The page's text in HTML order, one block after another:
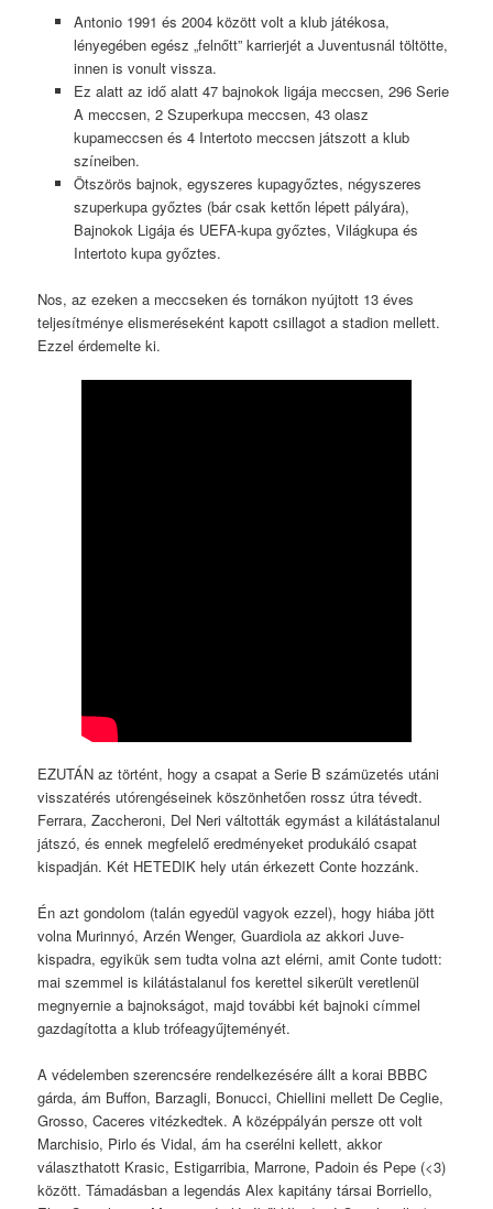
Antonio 1991 és 2004 között volt a klub játékosa,
lényegében egész „felnőtt” karrierjét a Juventusnál töltötte,
innen is vonult vissza.
Ez alatt az idő alatt 47 bajnokok ligája meccsen, 296 Serie
A meccsen, 2 Szuperkupa meccsen, 43 olasz
kupameccsen és 4 Intertoto meccsen játszott a klub
színeiben.
Ötszörös bajnok, egyszeres kupagyőztes, négyszeres
szuperkupa győztes (bár csak kettőn lépett pályára),
Bajnokok Ligája és UEFA-kupa győztes, Világkupa és
Intertoto kupa győztes.
Nos, az ezeken a meccseken és tornákon nyújtott 13 éves
teljesítménye elismeréseként kapott csillagot a stadion mellett.
Ezzel érdemelte ki.
EZUTÁN az történt, hogy a csapat a Serie B számüzetés utáni
visszatérés utórengéseinek köszönhetően rossz útra tévedt.
Ferrara, Zaccheroni, Del Neri váltották egymást a kilátástalanul
játszó, és ennek megfelelő eredményeket produkáló csapat
kispadján. Két HETEDIK hely után érkezett Conte hozzánk.
Én azt gondolom (talán egyedül vagyok ezzel), hogy hiába jött
volna Murinnyó, Arzén Wenger, Guardiola az akkori Juve-
kispadra, egyikük sem tudta volna azt elérni, amit Conte tudott:
mai szemmel is kilátástalanul fos kerettel sikerült veretlenül
megnyernie a bajnokságot, majd további két bajnoki címmel
gazdagította a klub trófeagyűjteményét.
A védelemben szerencsére rendelkezésére állt a korai BBBC
gárda, ám Buffon, Barzagli, Bonucci, Chiellini mellett De Ceglie,
Grosso, Caceres vitézkedtek. A középpályán persze ott volt
Marchisio, Pirlo és Vidal, ám ha cserélni kellett, akkor
választhatott Krasic, Estigarribia, Marrone, Padoin és Pepe (<3)
között. Támadásban a legendás Alex kapitány társai Borriello,